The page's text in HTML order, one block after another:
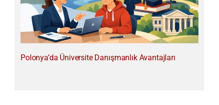
Polonya’da Üniversite Danışmanlık Avantajları